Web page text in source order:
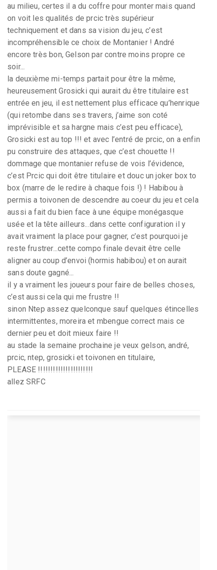
au milieu, certes il a du coffre pour monter mais quand
on voit les qualités de prcic très supérieur
techniquement et dans sa vision du jeu, c’est
incompréhensible ce choix de Montanier ! André
encore très bon, Gelson par contre moins propre ce
soir...
la deuxième mi-temps partait pour être la même,
heureusement Grosicki qui aurait du être titulaire est
entrée en jeu, il est nettement plus efficace qu’henrique
(qui retombe dans ses travers, j’aime son coté
imprévisible et sa hargne mais c’est peu efficace),
Grosicki est au top !!! et avec l’entré de prcic, on a enfin
pu construire des attaques, que c’est chouette !!
dommage que montanier refuse de vois l’évidence,
c’est Prcic qui doit être titulaire et douc un joker box to
box (marre de le redire à chaque fois !) ! Habibou à
permis a toivonen de descendre au coeur du jeu et cela
aussi a fait du bien face à une équipe monégasque
usée et la tête ailleurs...dans cette configuration il y
avait vraiment la place pour gagner, c’est pourquoi je
reste frustrer...cette compo finale devait être celle
aligner au coup d’envoi (hormis habibou) et on aurait
sans doute gagné...
il y a vraiment les joueurs pour faire de belles choses,
c’est aussi cela qui me frustre !!
sinon Ntep assez quelconque sauf quelques étincelles
intermittentes, moreira et mbengue correct mais ce
dernier peu et doit mieux faire !!
au stade la semaine prochaine je veux gelson, andré,
prcic, ntep, grosicki et toivonen en titulaire,
PLEASE !!!!!!!!!!!!!!!!!!!!!!
allez SRFC